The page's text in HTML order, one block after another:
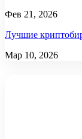
Фев 21, 2026
Лучшие
Мар 10, 2026